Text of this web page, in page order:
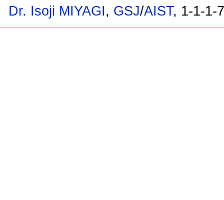
Dr. Isoji MIYAGI, GSJ/AIST, 1-1-1-